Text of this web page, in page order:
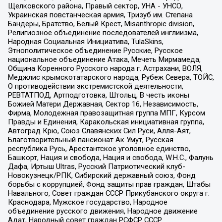
Щелковского района, Правый сектор, УНА - УНСО,
Украинская повстанческая армия, Тризуб им. Степана
Бандеры, Братство, Белый Крест, Misanthropic division,
Религиозное объединение последователей инглиизма,
Народная Социальная Инициатива, TulaSkins,
Этнополитическое объединение Русские, Русское
национальное объединение Атака, Мечеть Мирмамеда,
Община Коренного Русского народа г. Астрахани, ВОЛЯ,
Меджлис крымскотатарского народа, Рубеж Севера, ТОЙС,
О противодействии экстремистской деятельности,
РЕВТАТПОД, Артподготовка, Штольц, В честь иконы
Божией Матери Державная, Сектор 16, Независимость,
Фирма, Молодежная правозащитная группа МПГ, Курсом
Правды и Единения, Каракольская инициативная группа,
Автоград Крю, Союз Славянских Сил Руси, Алля-Аят,
Благотворительный пансионат Ак Умут, Русская
республика Русь, Арестантское уголовное единство,
Башкорт, Нация и свобода, Нация и свобода, W.H.С., Фалунь
Дафа, Иртыш Ultras, Русский Патриотический клуб-
Новокузнецк/РПК, Сибирский державный союз, Фонд
борьбы с коррупцией, Фонд защиты прав граждан, Штабы
Навального, Совет граждан СССР Прикубанского округа г.
Краснодара, Мужское государство, Народное
объединение русского движения, Народное движение
Адат, Народный совет граждан РСФСР СССР